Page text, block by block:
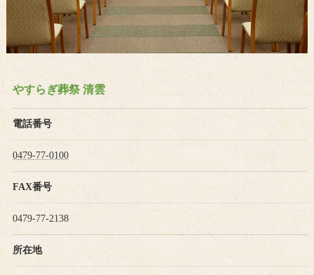
やすらぎ葬祭 清雲
電話番号
0479-77-0100
FAX番号
0479-77-2138
所在地